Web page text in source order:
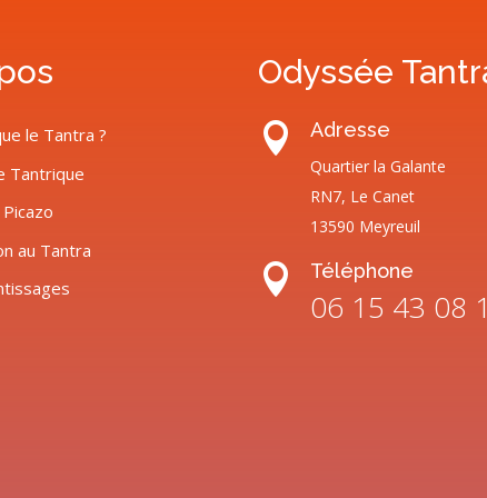
le Tantra ?
Tantrique
au Tantra
Odyssée
 Adresse
Quartier la Galante
RN7, Le Canet
13590 Meyreuil
 Téléphone
06 15 43 08